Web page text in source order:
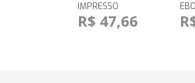
IMPRESSO
R$ 47,66